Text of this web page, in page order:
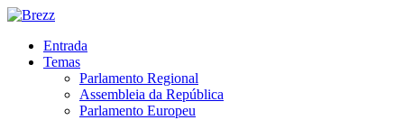
Entrada
Temas
Parlamento Regional
Assembleia da República
Parlamento Europeu